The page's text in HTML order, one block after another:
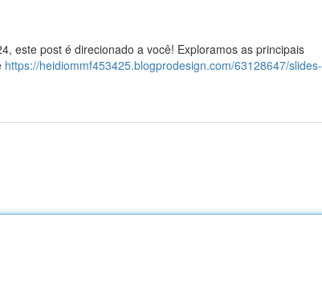
este post é direcionado a você! Exploramos as principais
https://heidiommf453425.blogprodesign.com/63128647/slides-